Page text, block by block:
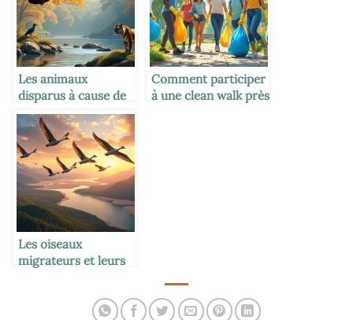
Les animaux
disparus à cause de
la chasse
Comment participer
à une clean walk près
Les oiseaux
migrateurs et leurs